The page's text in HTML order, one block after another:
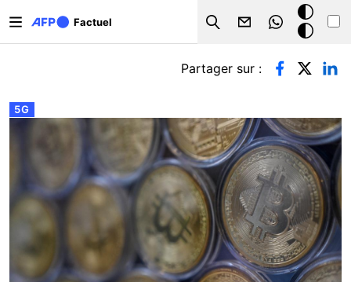
Factuel
Search
Mode
sombre
Onglets principaux
5G
Partager sur :